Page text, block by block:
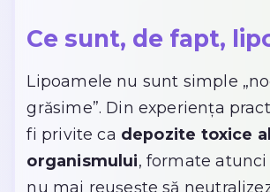
Ce sunt, de fapt,
Lipoamele nu sunt simple
grăsime”. Din experiența
fi privite ca depozite toxice
organismului, formate atunci
nu mai reușește să